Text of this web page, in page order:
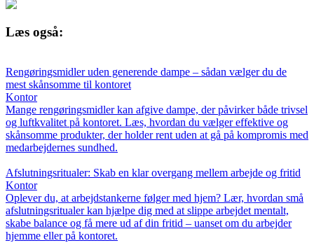
Læs også:
Rengøringsmidler uden generende dampe – sådan vælger du de
mest skånsomme til kontoret
Kontor
Mange rengøringsmidler kan afgive dampe, der påvirker både trivsel
og luftkvalitet på kontoret. Læs, hvordan du vælger effektive og
skånsomme produkter, der holder rent uden at gå på kompromis med
medarbejdernes sundhed.
Afslutningsritualer: Skab en klar overgang mellem arbejde og fritid
Kontor
Oplever du, at arbejdstankerne følger med hjem? Lær, hvordan små
afslutningsritualer kan hjælpe dig med at slippe arbejdet mentalt,
skabe balance og få mere ud af din fritid – uanset om du arbejder
hjemme eller på kontoret.